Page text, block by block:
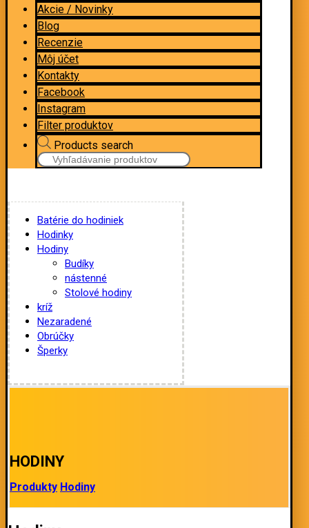
Akcie / Novinky
Blog
Recenzie
Môj účet
Kontakty
Facebook
Instagram
Filter produktov
Products search
Batérie do hodiniek
Hodinky
Hodiny
Budíky
nástenné
Stolové hodiny
kríž
Nezaradené
Obrúčky
Šperky
HODINY
Produkty Hodiny